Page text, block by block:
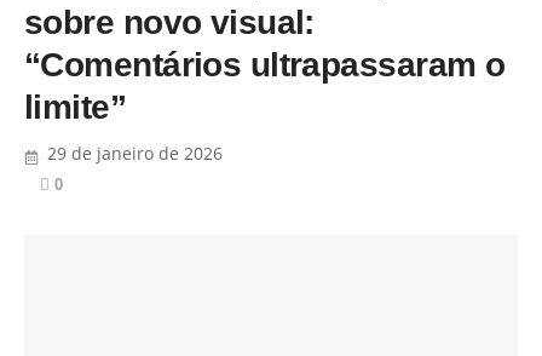
sobre novo visual:
“Comentários ultrapassaram o
limite”
29 de janeiro de 2026
0